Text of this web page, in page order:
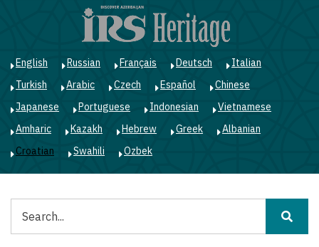
English Russian Français Deutsch
Italian
Turkish
Arabic Czech Español
Chinese
Japanese
Portuguese Indonesian
Vietnamese
Amharic
Kazakh Hebrew Greek
Albanian
Croatian
Swahili Ozbek